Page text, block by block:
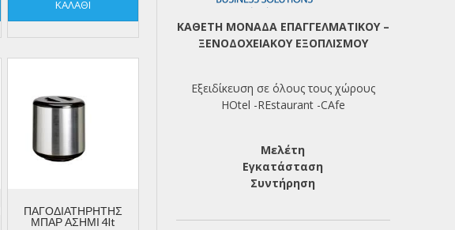
ΚΑΛΆΘΙ
ΠΑΓΟΔΙΑΤΗΡΗΤΗΣ
ΜΠΑΡ ΑΣΗΜΙ 4lt
ΚΑΘΕΤΗ ΜΟΝΑΔΑ ΕΠΑΓΓΕΛΜΑΤΙΚΟΥ –
ΞΕΝΟΔΟΧΕΙΑΚΟΥ ΕΞΟΠΛΙΣΜΟΥ
Εξειδίκευση σε όλους τους χώρους
HOtel -REstaurant -CAfe
Μελέτη
Εγκατάσταση
Συντήρηση